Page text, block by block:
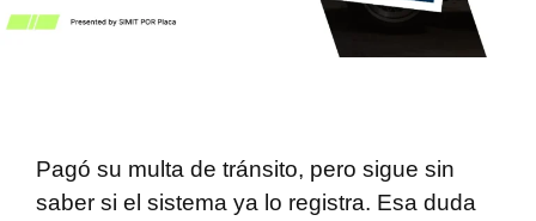
Pagó su multa de tránsito, pero sigue sin
saber si el sistema ya lo registra. Esa duda